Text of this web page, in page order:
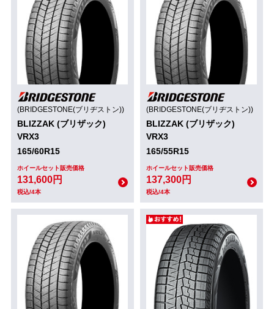
(BRIDGESTONE(ブリヂストン))
BLIZZAK (ブリザック)
VRX3
165/60R15
ホイールセット販売価格
131,600円
税込/4本
(BRIDGESTONE(ブリヂストン))
BLIZZAK (ブリザック)
VRX3
165/55R15
ホイールセット販売価格
137,300円
税込/4本